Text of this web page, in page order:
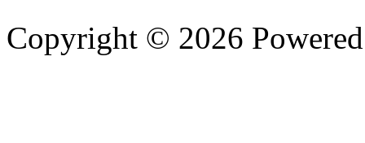
Copyright © 2026